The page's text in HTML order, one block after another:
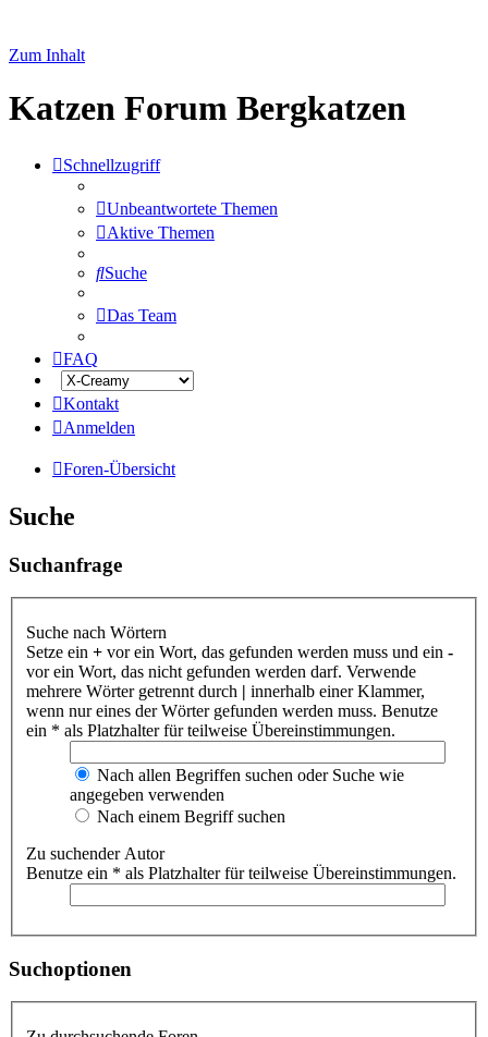
Zum Inhalt
Katzen Forum Bergkatzen
Schnellzugriff
Unbeantwortete Themen
Aktive Themen
Suche
Das Team
FAQ
Kontakt
Anmelden
Foren-Übersicht
Suche
Suchanfrage
Suche nach Wörtern
Setze ein + vor ein Wort, das gefunden werden muss und ein -
vor ein Wort, das nicht gefunden werden darf. Verwende
mehrere Wörter getrennt durch | innerhalb einer Klammer,
wenn nur eines der Wörter gefunden werden muss. Benutze
ein * als Platzhalter für teilweise Übereinstimmungen.
Nach allen Begriffen suchen oder Suche wie
angegeben verwenden
Nach einem Begriff suchen
Zu suchender Autor
Benutze ein * als Platzhalter für teilweise Übereinstimmungen.
Suchoptionen